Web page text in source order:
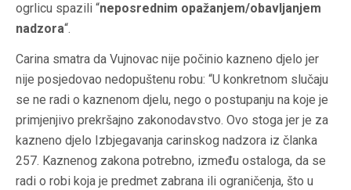
ogrlicu spazili “neposrednim opažanjem/obavljanjem
nadzora“.
Carina smatra da Vujnovac nije počinio kazneno djelo jer
nije posjedovao nedopuštenu robu: “U konkretnom slučaju
se ne radi o kaznenom djelu, nego o postupanju na koje je
primjenjivo prekršajno zakonodavstvo. Ovo stoga jer je za
kazneno djelo Izbjegavanja carinskog nadzora iz članka
257. Kaznenog zakona potrebno, između ostaloga, da se
radi o robi koja je predmet zabrana ili ograničenja, što u